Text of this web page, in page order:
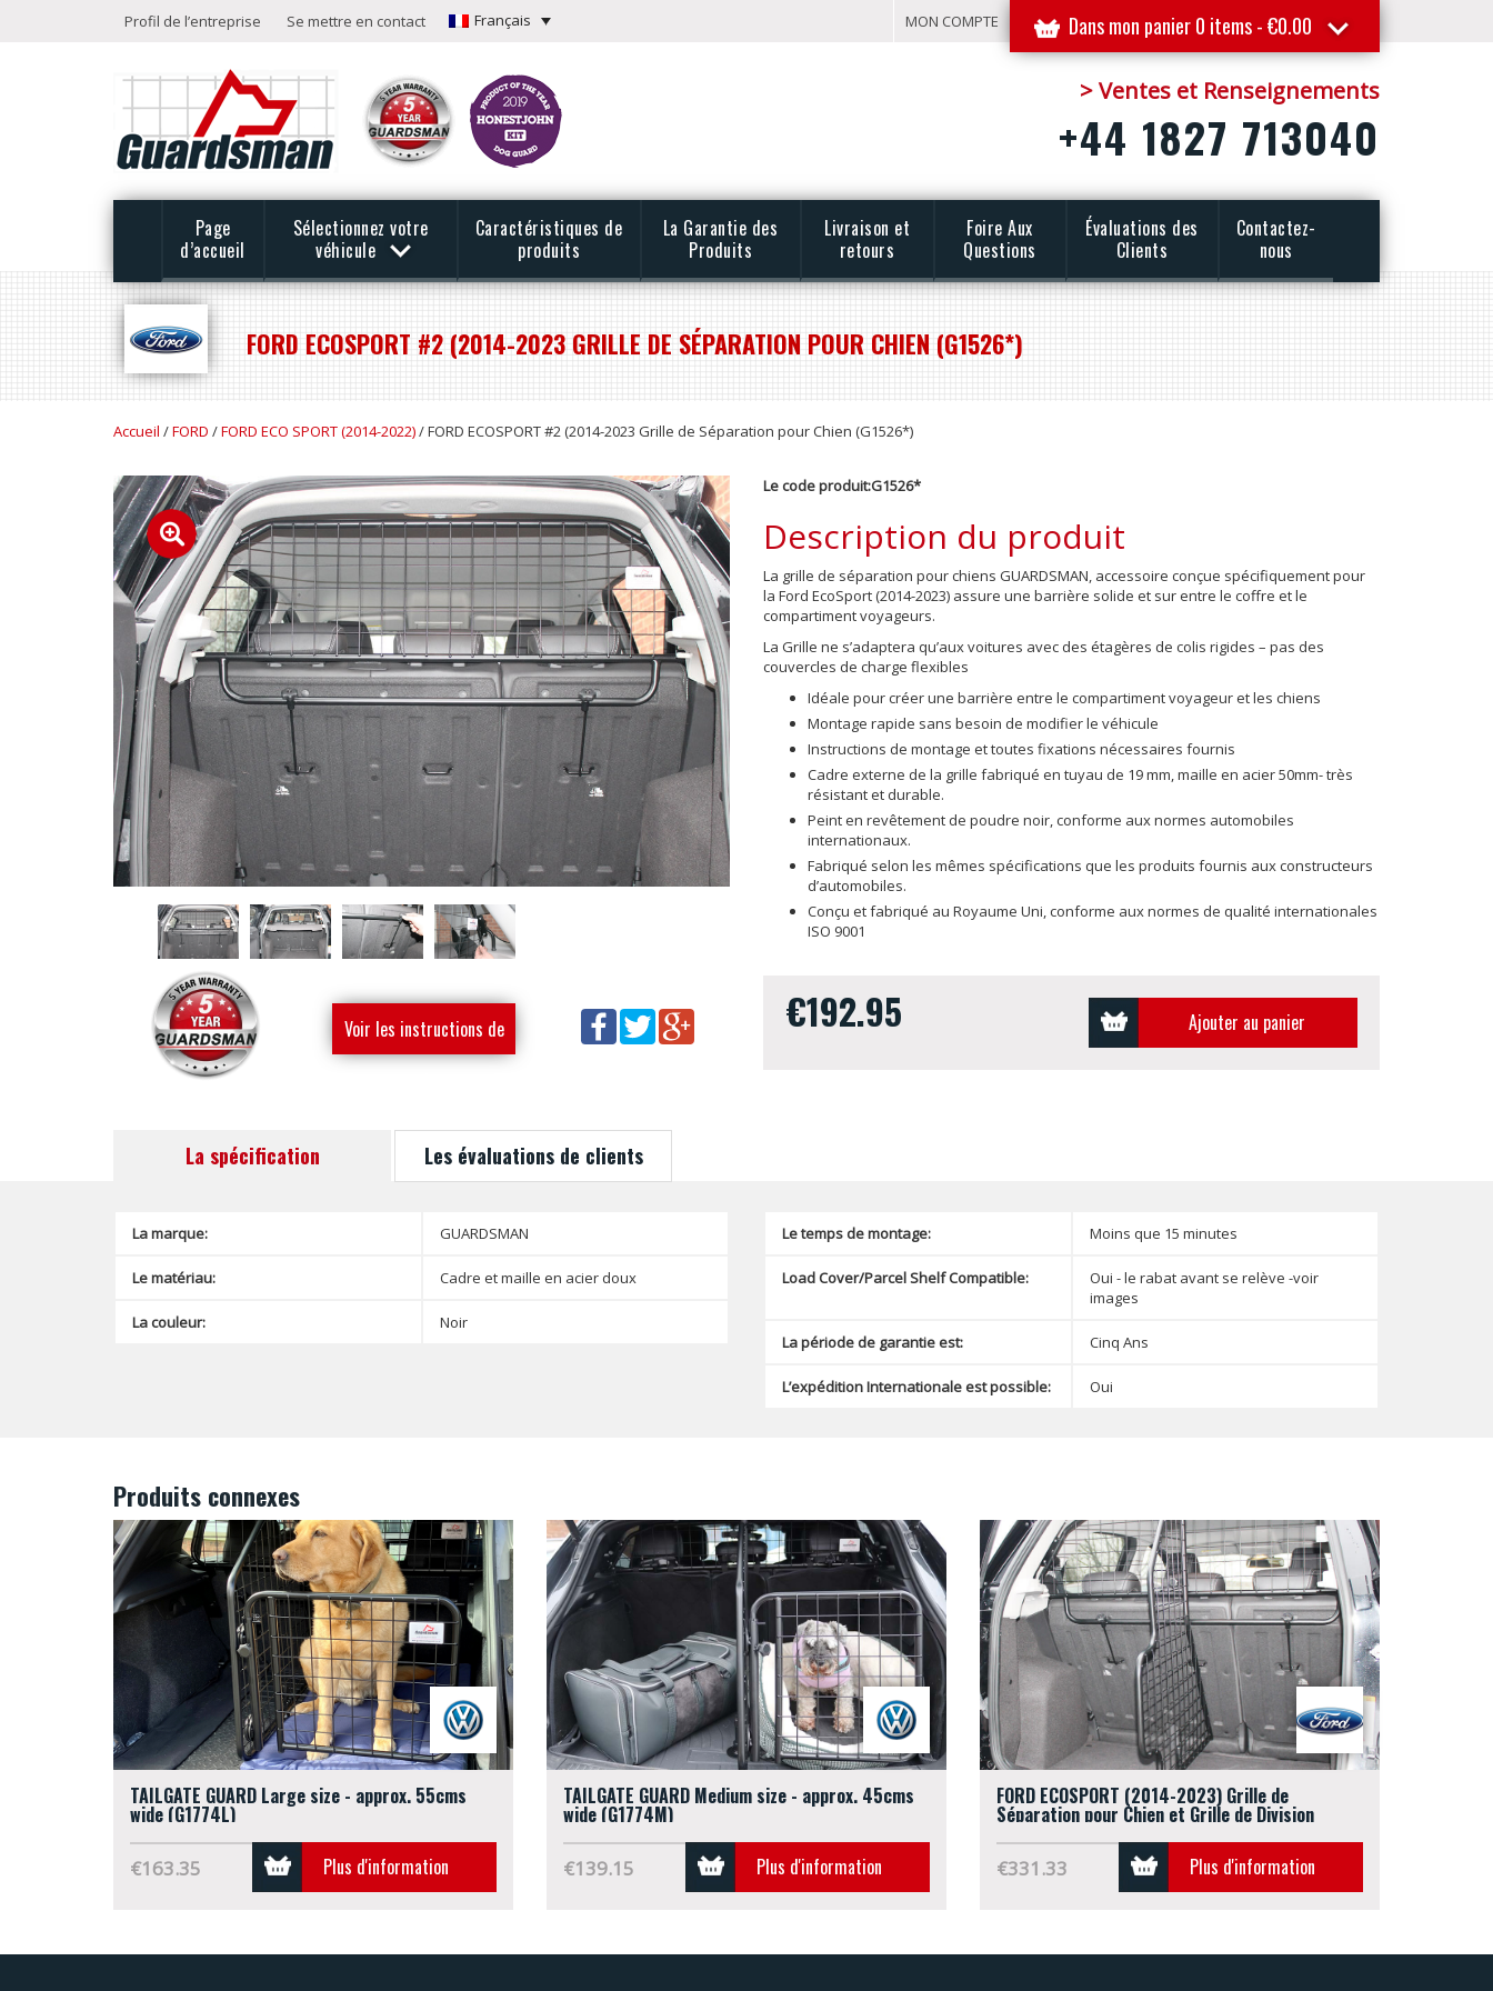
Profil de l’entreprise Se mettre en contact Français Dans mon panier 0 items -€0.00
MON COMPTE
> Ventes et Renseignements
+44 1827 713040
Page
d’accueil
Sélectionnez votre
véhicule
Caractéristiques de
produits
La Garantie des
Produits
Livraison et
retours
Foire Aux
Questions
Évaluations des
Clients
Contactez-
nous
FORD ECOSPORT #2 (2014-2023 GRILLE DE SÉPARATION POUR CHIEN (G1526*)
Accueil /FORD /FORD ECO SPORT (2014-2022)/ FORD ECOSPORT #2 (2014-2023 Grille de Séparation pour Chien (G1526*)
Le code produit:G1526*
Description du produit
La grille de séparation pour chiens GUARDSMAN, accessoire conçue spécifiquement pour
la Ford EcoSport (2014-2023) assure une barrière solide et sur entre le coffre et le
compartiment voyageurs.
La Grille ne s’adaptera qu’aux voitures avec des étagères de colis rigides – pas des
couvercles de charge flexibles
Idéale pour créer une barrière entre le compartiment voyageur et les chiens
Montage rapide sans besoin de modifier le véhicule
Instructions de montage et toutes fixations nécessaires fournis
Cadre externe de la grille fabriqué en tuyau de 19 mm, maille en acier 50mm- très
résistant et durable.
Peint en revêtement de poudre noir, conforme aux normes automobiles
internationaux.
Fabriqué selon les mêmes spécifications que les produits fournis aux constructeurs
d’automobiles.
Conçu et fabriqué au Royaume Uni, conforme aux normes de qualité internationales
ISO 9001
Voir les instructions de
€192.95 Ajouter au panier
La spécification Les évaluations de clients
La marque: GUARDSMAN
Le matériau: Cadre et maille en acier doux
La couleur: Noir
Le temps de montage: Moins que 15 minutes
Load Cover/Parcel Shelf Compatible:
Oui - le rabat avant se relève -voir
images
La période de garantie est: Cinq Ans
L’expédition Internationale est possible: Oui
Produits connexes
TAILGATE GUARD Large size - approx. 55cms
wide (G1774L)
€163.35 Plus d'information
TAILGATE GUARD Medium size - approx. 45cms
wide (G1774M)
€139.15 Plus d'information
FORD ECOSPORT (2014-2023) Grille de
Séparation pour Chien et Grille de Division
€331.33 Plus d'information